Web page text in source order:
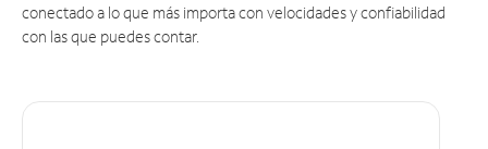
conectado a lo que más importa con velocidades y confiabilidad
con las que puedes contar.